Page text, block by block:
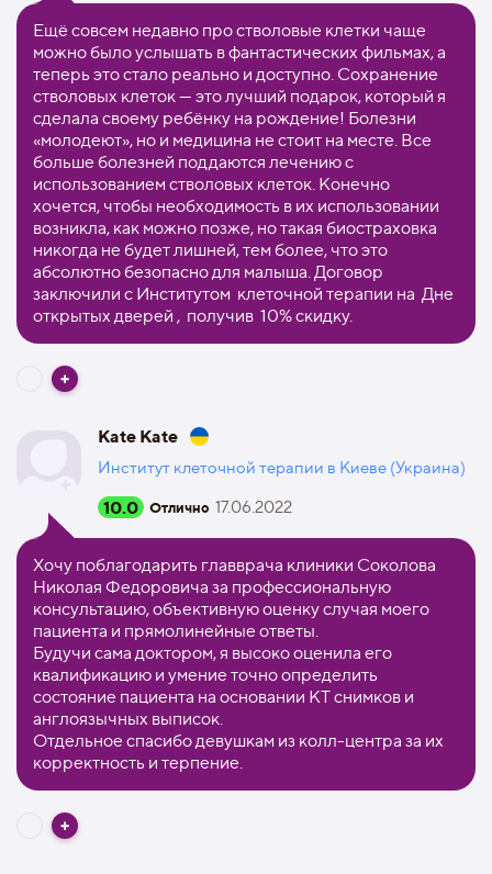
Ещё совсем недавно про стволовые клетки чаще
можно было услышать в фантастических фильмах, а
теперь это стало реально и доступно. Сохранение
стволовых клеток — это лучший подарок, который я
сделала своему ребёнку на рождение! Болезни
«молодеют», но и медицина не стоит на месте. Все
больше болезней поддаются лечению с
использованием стволовых клеток. Конечно
хочется, чтобы необходимость в их использовании
возникла, как можно позже, но такая биостраховка
никогда не будет лишней, тем более, что это
абсолютно безопасно для малыша. Договор
заключили с Институтом клеточной терапии на Дне
открытых дверей , получив 10% скидку.
Kate Kate
Институт клеточной терапии в Киеве (Украина)
10.0 Отлично 17.06.2022
Хочу поблагодарить главврача клиники Соколова
Николая Федоровича за профессиональную
консультацию, объективную оценку случая моего
пациента и прямолинейные ответы.
Будучи сама доктором, я высоко оценила его
квалификацию и умение точно определить
состояние пациента на основании КТ снимков и
англоязычных выписок.
Отдельное спасибо девушкам из колл-центра за их
корректность и терпение.